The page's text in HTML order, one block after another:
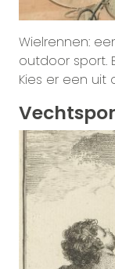
Wielrennen:
outdoor sport.
Kies er een uit